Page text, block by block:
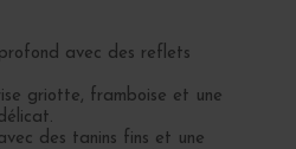
avec des reflets
griotte, framboise et une
des tanins fins et une